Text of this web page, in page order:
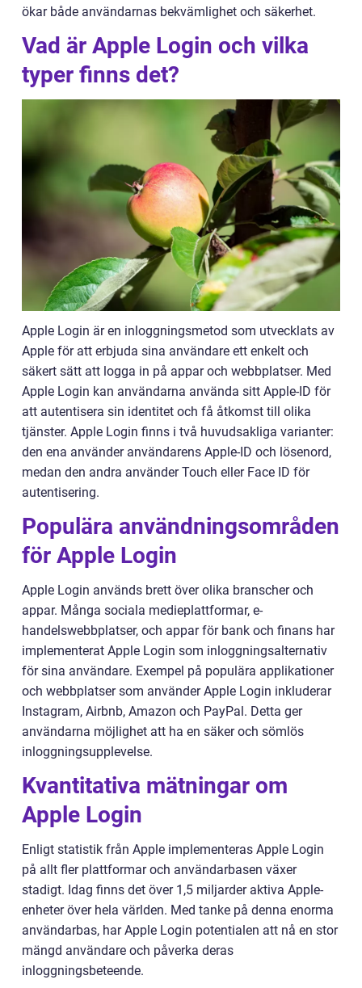
ökar både användarnas bekvämlighet och säkerhet.
Vad är Apple Login och vilka
typer finns det?
Apple Login är en inloggningsmetod som utvecklats av
Apple för att erbjuda sina användare ett enkelt och
säkert sätt att logga in på appar och webbplatser. Med
Apple Login kan användarna använda sitt Apple-ID för
att autentisera sin identitet och få åtkomst till olika
tjänster. Apple Login finns i två huvudsakliga varianter:
den ena använder användarens Apple-ID och lösenord,
medan den andra använder Touch eller Face ID för
autentisering.
Populära användningsområden
för Apple Login
Apple Login används brett över olika branscher och
appar. Många sociala medieplattformar, e-
handelswebbplatser, och appar för bank och finans har
implementerat Apple Login som inloggningsalternativ
för sina användare. Exempel på populära applikationer
och webbplatser som använder Apple Login inkluderar
Instagram, Airbnb, Amazon och PayPal. Detta ger
användarna möjlighet att ha en säker och sömlös
inloggningsupplevelse.
Kvantitativa mätningar om
Apple Login
Enligt statistik från Apple implementeras Apple Login
på allt fler plattformar och användarbasen växer
stadigt. Idag finns det över 1,5 miljarder aktiva Apple-
enheter över hela världen. Med tanke på denna enorma
användarbas, har Apple Login potentialen att nå en stor
mängd användare och påverka deras
inloggningsbeteende.